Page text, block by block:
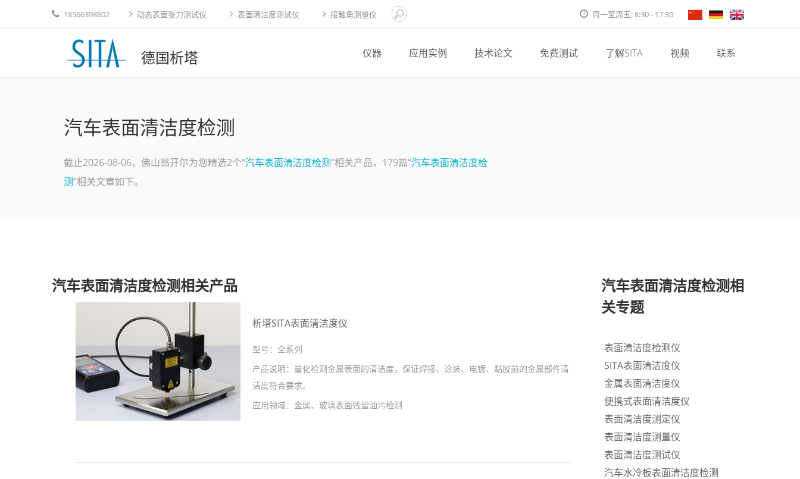
18566398802 动态表面张力测试仪 表面清洁度测试仪 接触角测量仪 周一至周五: 8:30 - 17:30
德国析塔 仪器 应用实例 技术论文 免费测试 了解SITA 视频 联系
汽车表面清洁度检测
截止2026-08-06，佛山翁开尔为您精选2个“汽车表面清洁度检测”相关产品，179篇“汽车表面清洁度检
测”相关文章如下。
汽车表面清洁度检测相关产品
析塔SITA表面清洁度仪
型号：全系列
产品说明： 量化检测金属表面的清洁度，保证焊接、涂装、电镀、黏胶前的金属部件清
洁度符合要求。
应用领域：金属、玻璃表面残留油污检测
汽车表面清洁度检测相
关专题
表面清洁度检测仪
SITA表面清洁度仪
金属表面清洁度仪
便携式表面清洁度仪
表面清洁度测定仪
表面清洁度测量仪
表面清洁度测试仪
汽车水冷板表面清洁度检测